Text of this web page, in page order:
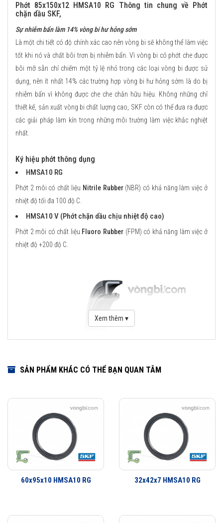
Phớt 85x150x12 HMSA10 RG Thông tin chung về Phớt
chặn dầu SKF,
Sự nhiễm bẩn làm 14% vòng bi hư hỏng sớm
Là một chi tiết có độ chính xác cao nên vòng bi sẽ không thể làm việc
tốt khi nó và chất bôi trơn bị nhiễm bẩn. Vì vòng bi có phớt che được
bôi mỡ sẵn chỉ chiếm một tỷ lệ nhỏ trong các loại vòng bi được sử
dụng, nên ít nhất 14% các trường hợp vòng bi hư hỏng sớm là do bị
nhiễm bẩn vì không được che che chắn hữu hiệu. Không những chỉ
thiết kế, sản xuất vòng bi chất lượng cao, SKF còn có thể đưa ra được
các giải pháp làm kín trong những môi trường làm việc khắc nghiệt
nhất.
Ký hiệu phớt thông dụng
HMSA10 RG
Phớt 2 môi có chất liệu Nitrile Rubber(NBR) có khả năng làm việc ở
nhiệt độ tối đa 100 độ C.
HMSA10 V (Phớt chặn dầu chịu nhiệt độ cao)
Phớt 2 môi có chất liệu Fluoro Rubber (FPM) có khả năng làm việc ở
nhiệt độ +200 độ C.
Download Catalogue Phớt chặn dầu SKF
Phớt là một bộ phận quan trọng trong việc che chắn bảo vệ vòng bi.
Dãy sản phẩm của SKF bao gồm các loại phớt tiếp xúc với bề mặt cố
Xem thêm ▾
SẢN PHẨM KHÁC CÓ THỂ BẠN QUAN TÂM
60x95x10 HMSA10 RG 32x42x7 HMSA10 RG